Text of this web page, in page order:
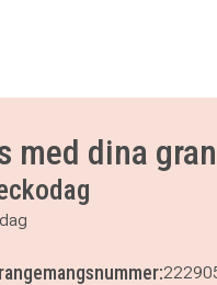
med dina